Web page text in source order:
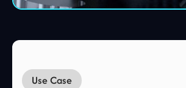
Use Case